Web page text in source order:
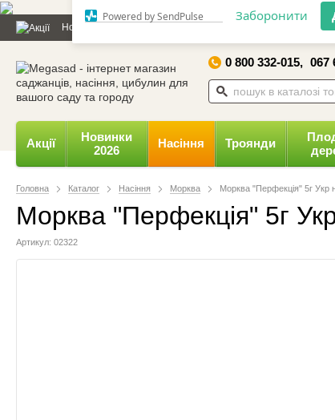
Дозвольте сайту megasad.net
відправляти вам сповіщення
робочий стіл.
Powered by SendPulse Заборонити
Новини та статті
0 800 332-015, 067
Акції
Новинки
2026
Насіння Троянди
Головна Каталог Насіння Морква Морква "Перфекція" 5г Укр
Морква "Перфекція" 5г
Артикул: 02322